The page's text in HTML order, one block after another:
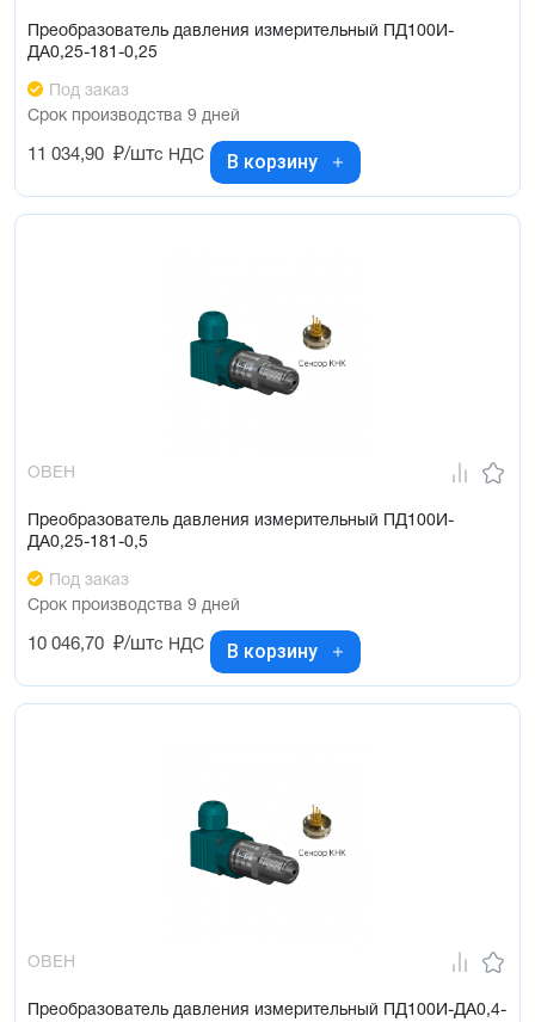
Преобразователь давления измерительный ПД100И-
ДА0,25-181-0,25
Под заказ
Срок производства 9 дней
11 034,90 ₽/штс НДС В корзину
ОВЕН
Преобразователь давления измерительный ПД100И-
ДА0,25-181-0,5
Под заказ
Срок производства 9 дней
10 046,70 ₽/штс НДС В корзину
ОВЕН
Преобразователь давления измерительный ПД100И-ДА0,4-